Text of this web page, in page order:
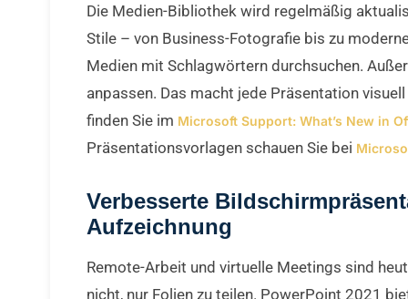
Die Medien-Bibliothek wird regelmäßig
Stile – von Business-Fotografie bis zu
Medien mit Schlagwörtern durchsuchen.
anpassen. Das macht jede Präsentation
finden Sie im Microsoft Support: What’s New in
Präsentationsvorlagen schauen Sie bei
Verbesserte
Aufzeichnung
Remote-Arbeit und virtuelle Meetings sind
nicht, nur Folien zu teilen. PowerPoint 2021